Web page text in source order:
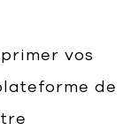
vos
de